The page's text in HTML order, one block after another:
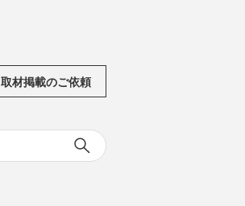
取材掲載のご依頼